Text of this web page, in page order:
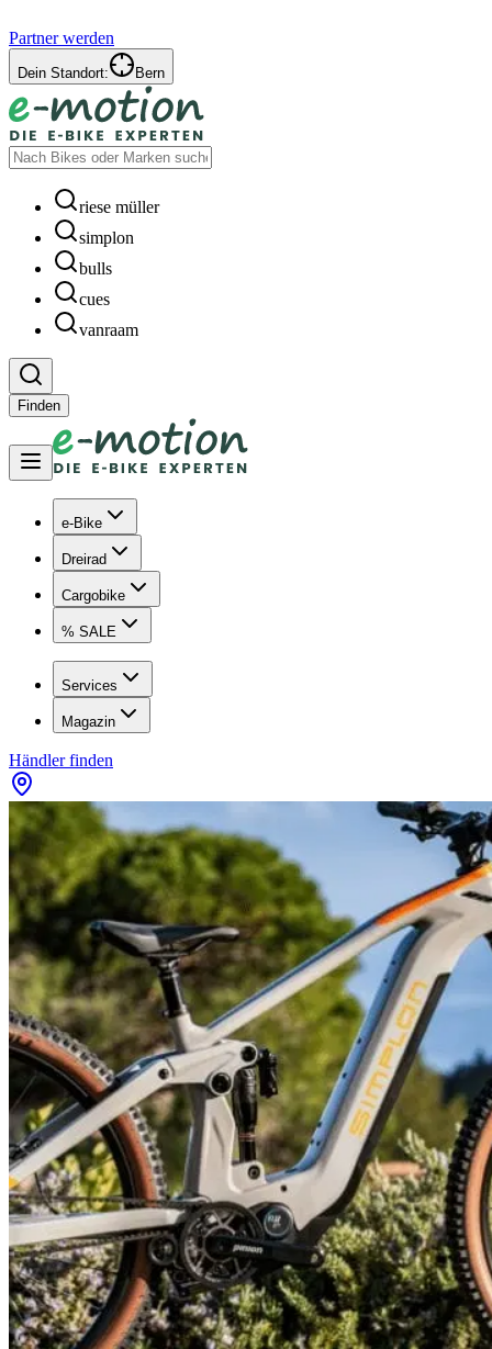
Partner werden
Dein Standort: Bern
riese müller
simplon
bulls
cues
vanraam
Finden
e-Bike
Dreirad
Cargobike
% SALE
Services
Magazin
Händler finden